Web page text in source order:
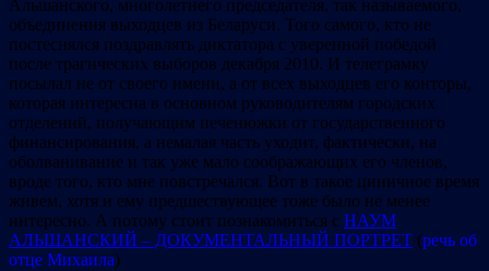
Альшанского, многолетнего председателя, так называемого,
объединения выходцев из Беларуси. Того самого, кто не
постеснялся поздравлять диктатора с уверенной победой
после трагических выборов декабря 2010. И телеграмку
посылал не от своего имени, а от всех выходцев его конторы,
которая интересна в основном руководителям городских
отделений, получающим печенюжки от государственного
финансирования, а немалая часть уходит, фактически, на
оболванивание и так уже мало соображающих его членов,
вроде того, кто мне повстречался. Вот в такое циничное время
живем, хотя и ему предшествующее тоже было не менее
интересно. А потому стоит познакомиться с НАУМ
АЛЬШАНСКИЙ – ДОКУМЕНТАЛЬНЫЙ ПОРТРЕТ (речь об
отце Михаила)